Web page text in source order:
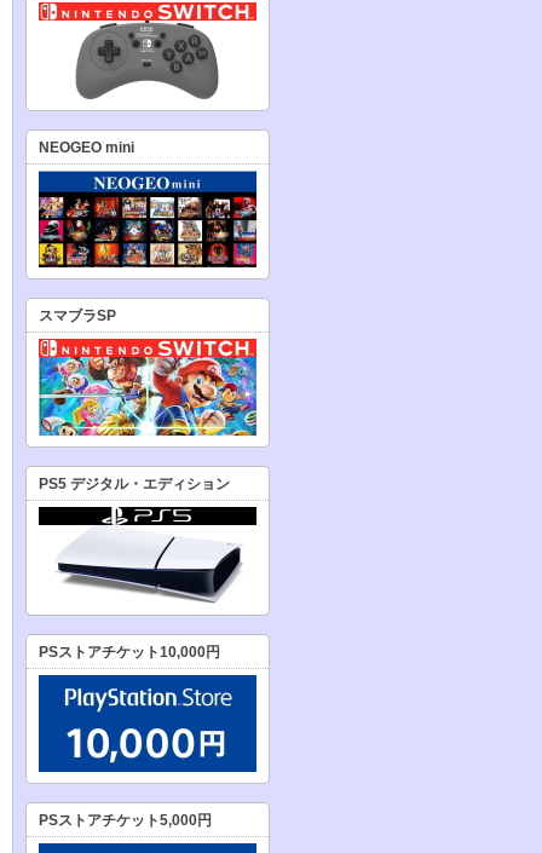
NEOGEO mini
スマブラSP
PS5 デジタル・エディション
PSストアチケット10,000円
PSストアチケット5,000円